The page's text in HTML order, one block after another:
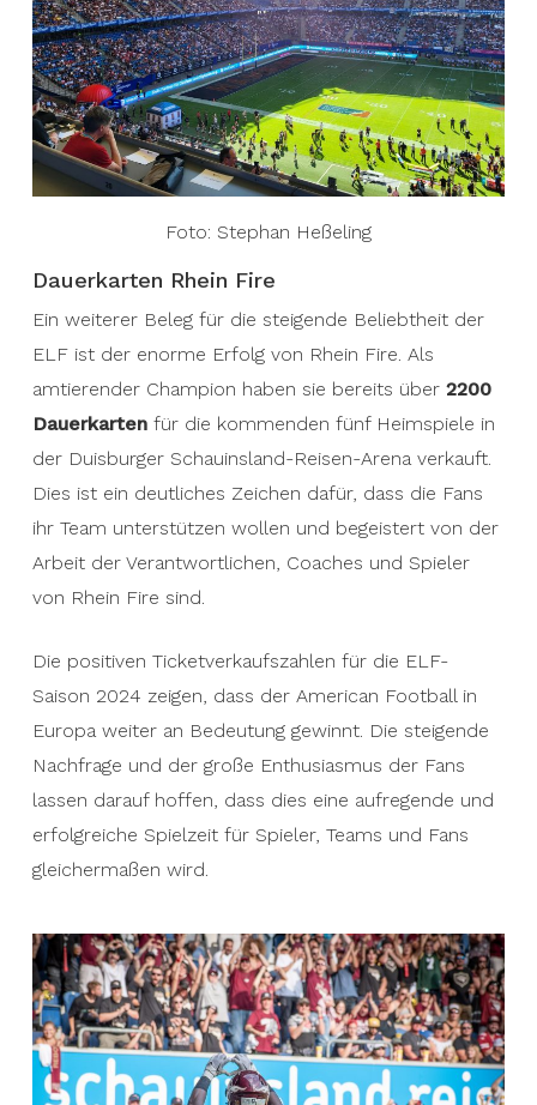
Foto: Stephan Heßeling
Dauerkarten Rhein Fire
Ein weiterer Beleg für die steigende Beliebtheit der
ELF ist der enorme Erfolg von Rhein Fire. Als
amtierender Champion haben sie bereits über 2200
Dauerkartenfür die kommenden fünf Heimspiele in
der Duisburger Schauinsland-Reisen-Arena verkauft.
Dies ist ein deutliches Zeichen dafür, dass die Fans
ihr Team unterstützen wollen und begeistert von der
Arbeit der Verantwortlichen, Coaches und Spieler
von Rhein Fire sind.
Die positiven Ticketverkaufszahlen für die ELF-
Saison 2024 zeigen, dass der American Football in
Europa weiter an Bedeutung gewinnt. Die steigende
Nachfrage und der große Enthusiasmus der Fans
lassen darauf hoffen, dass dies eine aufregende und
erfolgreiche Spielzeit für Spieler, Teams und Fans
gleichermaßen wird.